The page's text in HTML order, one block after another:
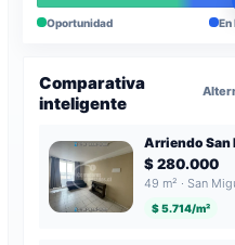
Oportunidad En
Comparativa
inteligente
Arriendo San
$ 280.000
49 m² · San
$ 5.714/m²